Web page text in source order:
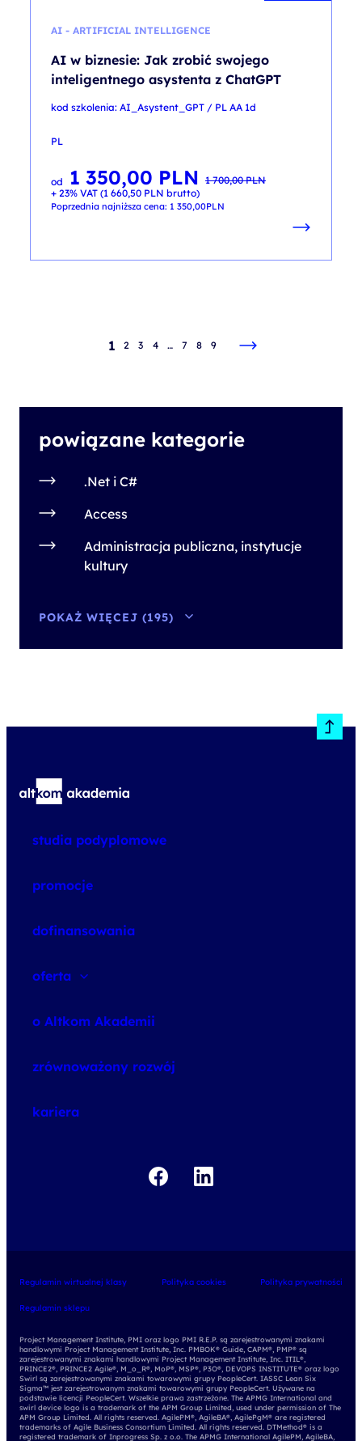
powiązane kategorie
.Net i C#
Access
Administracja publiczna, instytucje
kultury
POKAŻ WIĘCEJ (195)
AI - ARTIFICIAL INTELLIGENCE
AI w biznesie: Jak zrobić swojego
inteligentnego asystenta z ChatGPT
kod szkolenia: AI_Asystent_GPT / PL AA 1d
PL
od 1 700,00PLN
Pierwotna
cena
wynosiła:
1 700,00 PLN.
1 350,00 PLN
Aktualna
cena
wynosi:
1 350,00 PLN.
+ 23% VAT (1 660,50 PLN brutto)
Poprzednia najniższa cena: 1 350,00PLN
1 2 3 4 … 7 8 9
studia podyplomowe
promocje
dofinansowania
oferta
o Altkom Akademii
zrównoważony rozwój
kariera
Regulamin wirtualnej klasy Polityka cookies Polityka prywatności
Regulamin sklepu
Project Management Institute, PMI oraz logo PMI R.E.P. są zarejestrowanymi znakami
handlowymi Project Management Institute, Inc. PMBOK® Guide, CAPM®, PMP® są
zarejestrowanymi znakami handlowymi Project Management Institute, Inc. ITIL®,
PRINCE2®, PRINCE2 Agile®, M_o_R®, MoP®, MSP®, P3O®, DEVOPS INSTITUTE® oraz logo
Swirl są zarejestrowanymi znakami towarowymi grupy PeopleCert. IASSC Lean Six
Sigma™ jest zarejestrowanym znakami towarowymi grupy PeopleCert. Używane na
podstawie licencji PeopleCert. Wszelkie prawa zastrzeżone. The APMG International and
swirl device logo is a trademark of the APM Group Limited, used under permission of The
APM Group Limited. All rights reserved. AgilePM®, AgileBA®, AgilePgM® are registered
trademarks of Agile Business Consortium Limited. All rights reserved. DTMethod® is a
registered trademark of Inprogress Sp. z o.o. The APMG International AgilePM, AgileBA,